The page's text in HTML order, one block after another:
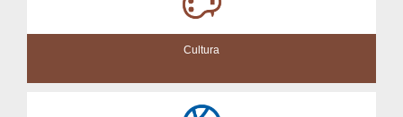
Cultura